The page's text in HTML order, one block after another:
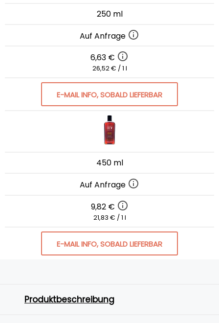
250 ml
Auf Anfrage
6,63 €
26,52 € / 1 l
E-MAIL INFO, SOBALD LIEFERBAR
450 ml
Auf Anfrage
9,82 €
21,83 € / 1 l
E-MAIL INFO, SOBALD LIEFERBAR
Produktbeschreibung